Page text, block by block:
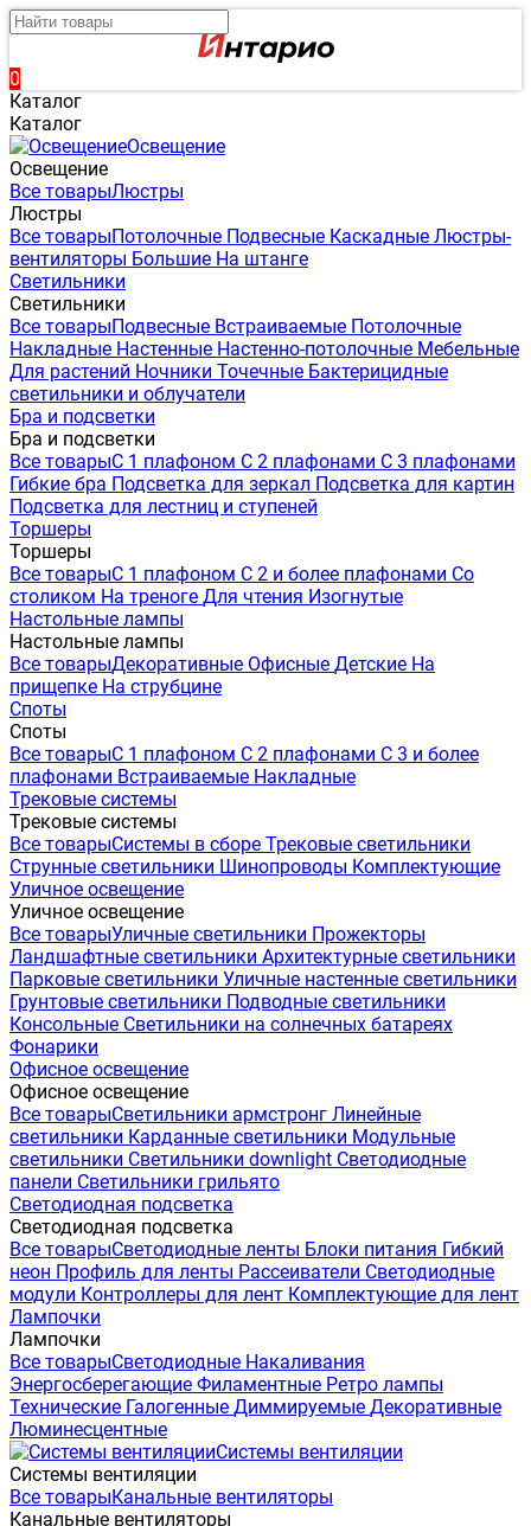
0
Каталог
Каталог
Освещение
Освещение
Все товарыЛюстры
Люстры
Все товарыПотолочные Подвесные Каскадные Люстры-
вентиляторы Большие На штанге
Светильники
Светильники
Все товарыПодвесные Встраиваемые Потолочные
Накладные Настенные Настенно-потолочные Мебельные
Для растений Ночники Точечные Бактерицидные
светильники и облучатели
Бра и подсветки
Бра и подсветки
Все товарыС 1 плафоном С 2 плафонами С 3 плафонами
Гибкие бра Подсветка для зеркал Подсветка для картин
Подсветка для лестниц и ступеней
Торшеры
Торшеры
Все товарыС 1 плафоном С 2 и более плафонами Со
столиком На треноге Для чтения Изогнутые
Настольные лампы
Настольные лампы
Все товарыДекоративные Офисные Детские На
прищепке На струбцине
Споты
Споты
Все товарыС 1 плафоном С 2 плафонами С 3 и более
плафонами Встраиваемые Накладные
Трековые системы
Трековые системы
Все товарыСистемы в сборе Трековые светильники
Струнные светильники Шинопроводы Комплектующие
Уличное освещение
Уличное освещение
Все товарыУличные светильники Прожекторы
Ландшафтные светильники Архитектурные светильники
Парковые светильники Уличные настенные светильники
Грунтовые светильники Подводные светильники
Консольные Светильники на солнечных батареях
Фонарики
Офисное освещение
Офисное освещение
Все товарыСветильники армстронг Линейные
светильники Карданные светильники Модульные
светильники Светильники downlight Светодиодные
панели Светильники грильято
Светодиодная подсветка
Светодиодная подсветка
Все товарыСветодиодные ленты Блоки питания Гибкий
неон Профиль для ленты Рассеиватели Светодиодные
модули Контроллеры для лент Комплектующие для лент
Лампочки
Лампочки
Все товарыСветодиодные Накаливания
Энергосберегающие Филаментные Ретро лампы
Технические Галогенные Диммируемые Декоративные
Люминесцентные
Системы вентиляции
Системы вентиляции
Все товарыКанальные вентиляторы
Канальные вентиляторы